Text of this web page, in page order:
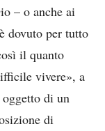
– o anche ai
dovuto per tutto
il quanto
vivere», a
di un
di